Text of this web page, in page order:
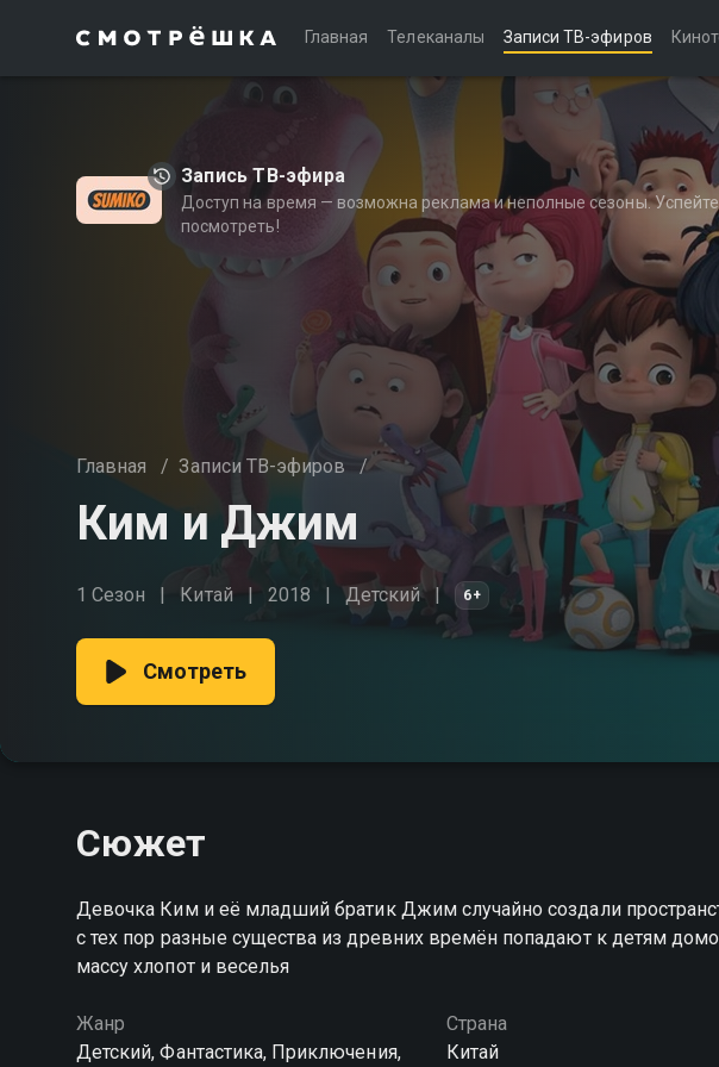
Главная Телеканалы Записи ТВ-эфиров
Запись ТВ-эфира
Доступ на время — возможна реклама и неполные сезоны. Успейте
посмотреть!
Главная / Записи ТВ-эфиров /
Ким и Джим
1 Сезон Китай 2018 Детский 6+
Смотреть
Сюжет
Девочка Ким и её младший братик Джим случайно создали
с тех пор разные существа из древних времён попадают к детям
массу хлопот и веселья
Жанр
Детский, Фантастика, Приключения,
Страна
Китай